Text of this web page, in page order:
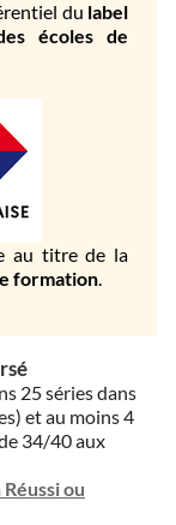
du label
écoles de
au titre de la
formation.
25 séries dans
et au moins 4
34/40 aux
ou